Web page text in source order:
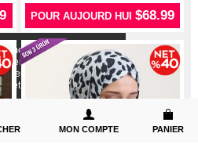
X
aux
votre expérience
peuvent être consultées
et confidentialité.
MON COMPTE PANIER
POUR AUJOURD HUI $68.99